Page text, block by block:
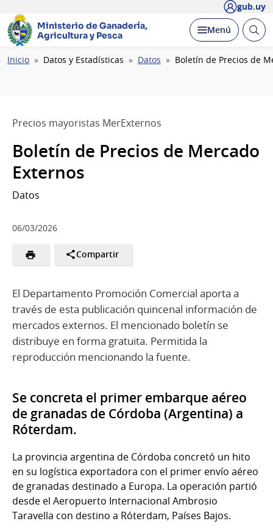
gub.uy
Ministerio de Ganadería,
Agricultura y Pesca
Desplegar
Menú Abrir
Ruta
Inicio Datos y Estadísticas Datos Boletín de Precios de
Precios mayoristas MerExternos
Boletín de Precios de Mercado
Externos
Datos
06/03/2026
Compartir
El Departamento Promoción Comercial aporta a
través de esta publicación quincenal información de
mercados externos. El mencionado boletín se
distribuye en forma gratuita. Permitida la
reproducción mencionando la fuente.
Se concreta el primer embarque aéreo
de granadas de Córdoba (Argentina) a
Róterdam.
La provincia argentina de Córdoba concretó un hito
en su logística exportadora con el primer envío aéreo
de granadas destinado a Europa. La operación partió
desde el Aeropuerto Internacional Ambrosio
Taravella con destino a Róterdam, Países Bajos.